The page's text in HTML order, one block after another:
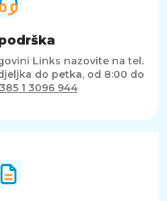
Links nazovite na tel.
do petka, od 8:00 do
1 3096 944